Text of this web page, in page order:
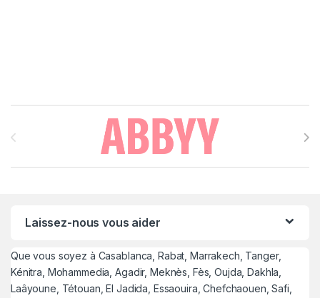
Brands Carousel
Laissez-nous vous aider
Que vous soyez à Casablanca, Rabat, Marrakech, Tanger,
Kénitra, Mohammedia, Agadir, Meknès, Fès, Oujda, Dakhla,
Laâyoune, Tétouan, El Jadida, Essaouira, Chefchaouen, Safi,